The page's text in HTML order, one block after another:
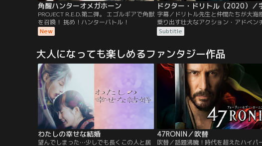
角醒ハンターオメガホーン
PROJECT R.E.D.第二弾。 エゴルギアで角獣
を召喚！ 挑め！ハンターバトル！
New
ドクター・ドリトル（2020）／
字幕／ドリトル先生と仲間たちが大海
乗り出す壮大なアクション・アドベン
ー！！動物と話せるドリトル先生は、名
だが変わり者。世間から遠ざかり、様々
し、若き女王が重い病に倒れたと聞き、
リトル先生は女王を救える唯一の治療
求めて伝説の島へと冒険の旅に出発す
Subtitle
大人になっても楽しめるファンタジー作品
わたしの幸せな結婚
望んでしまった…少しでも長くこの人と居
47RONIN／吹替
吹替／話題沸騰！時代を超えたハイパ